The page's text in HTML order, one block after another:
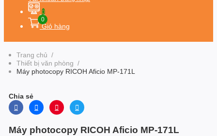
0
Giỏ hàng
0
Trang chủ /
Thiết bị văn phòng /
Máy photocopy RICOH Aficio MP-171L
Chia sẻ
Máy photocopy RICOH Aficio MP-171L